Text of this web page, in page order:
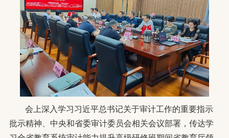
会上深入学习习近平总书记关于审计工作的重要指示
批示精神、中央和省委审计委员会相关会议部署，传达学